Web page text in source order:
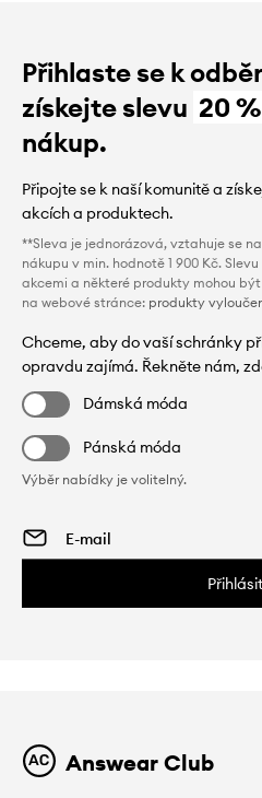
Přihlaste se k
získejte slevu 20 %
nákup.
Připojte se k naší komunitě a
akcích a produktech.
**Sleva je jednorázová, vztahuje se
nákupu v min. hodnotě 1 900 Kč.
akcemi a některé produkty mohou
na webové stránce: produkty
Chceme, aby do vaší schránky
opravdu zajímá. Řekněte nám,
Dámská móda
Pánská móda
Výběr nabídky je volitelný.
Answear Club